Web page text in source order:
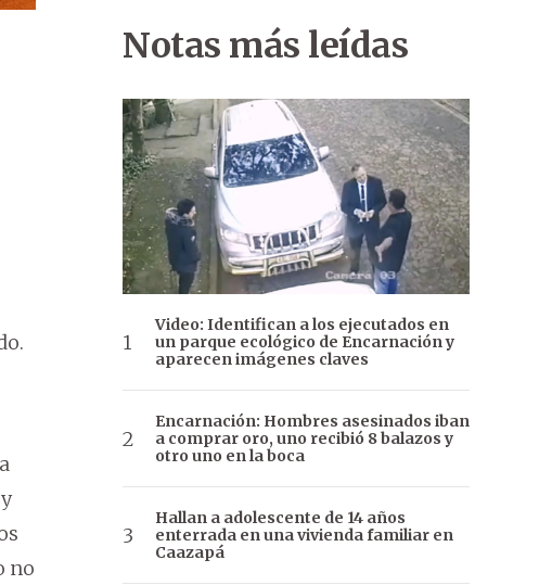
no
Notas más leídas
Video: Identifican a los ejecutados en
un parque ecológico de Encarnación y
aparecen imágenes claves
Encarnación: Hombres asesinados iban
a comprar oro, uno recibió 8 balazos y
otro uno en la boca
Hallan a adolescente de 14 años
enterrada en una vivienda familiar en
Caazapá